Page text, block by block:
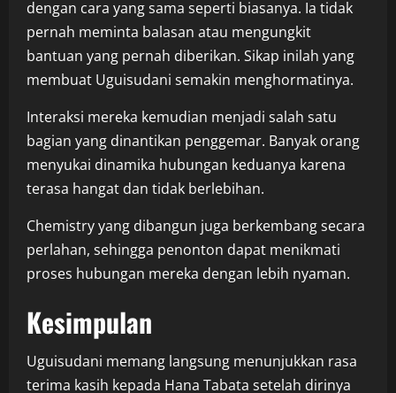
dengan cara yang sama seperti biasanya. Ia tidak
pernah meminta balasan atau mengungkit
bantuan yang pernah diberikan. Sikap inilah yang
membuat Uguisudani semakin menghormatinya.
Interaksi mereka kemudian menjadi salah satu
bagian yang dinantikan penggemar. Banyak orang
menyukai dinamika hubungan keduanya karena
terasa hangat dan tidak berlebihan.
Chemistry yang dibangun juga berkembang secara
perlahan, sehingga penonton dapat menikmati
proses hubungan mereka dengan lebih nyaman.
Kesimpulan
Uguisudani memang langsung menunjukkan rasa
terima kasih kepada Hana Tabata setelah dirinya